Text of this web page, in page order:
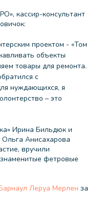
кассир-консультант
проектом - «Том
объекты
товары для ремонта.
с
нуждающихся, я
– это
Ирина Бильдюк и
Анисахарова
вручили
фетровые
Леруа Мерлен за